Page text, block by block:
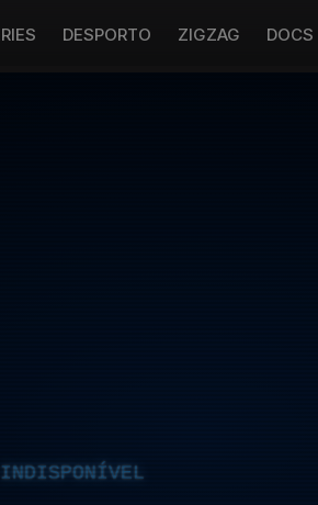
DESPORTO ZIGZAG DOCS
INDISPONÍVEL